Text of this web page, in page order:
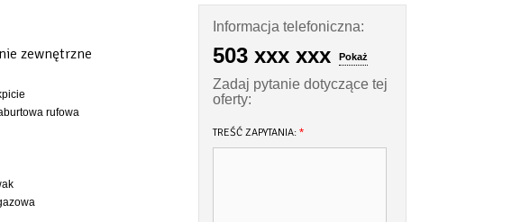
zewnętrzne
rufowa
Informacja telefoniczna:
503 xxx xxx Pokaż
Zadaj pytanie dotyczące tej
oferty:
TREŚĆ ZAPYTANIA: *